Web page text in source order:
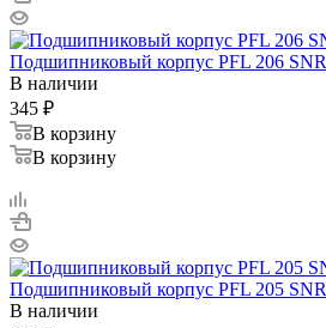
Подшипниковый корпус PFL 206 SNR
В наличии
345 ₽
В корзину
В корзину
Подшипниковый корпус PFL 205 SNR
В наличии